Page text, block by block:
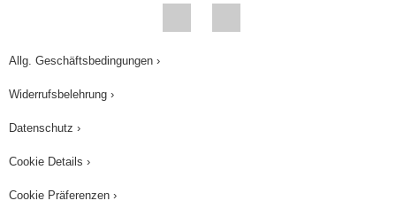
Allg. Geschäftsbedingungen ›
Widerrufsbelehrung ›
Datenschutz ›
Cookie Details ›
Cookie Präferenzen ›